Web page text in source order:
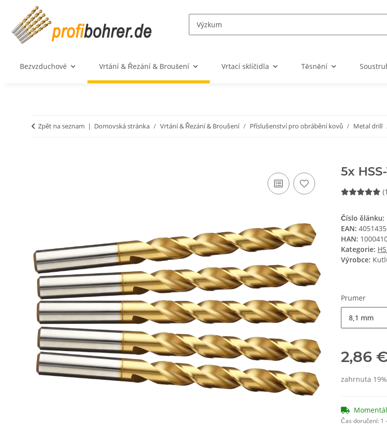
Bezvzduchové Vrtání & Řezání & Broušení Vrtací sklíčidla Těsnění
Zpět na seznam Domovská stránka Vrtání & Řezání & Broušení Příslušenství pro obrábění kovů Metal drill
5x
Číslo článku:
EAN:
HAN:
Kategorie:
Výrobce:
Prumer
8,1 mm
2,86
zahrnuta
Čas doručení: 1